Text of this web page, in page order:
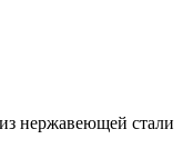
нержавеющей стали